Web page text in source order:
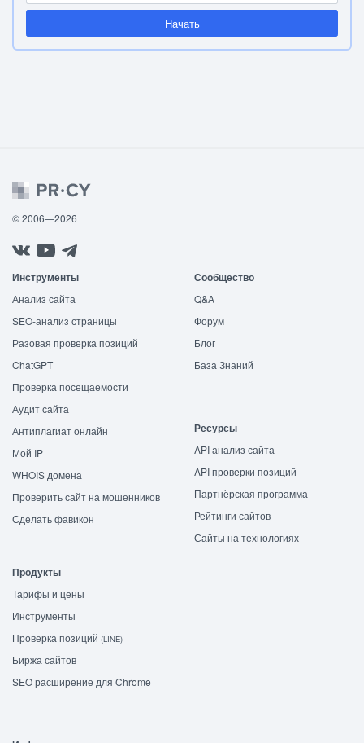
Начать
© 2006—2026
Инструменты
Анализ сайта
SEO-анализ страницы
Разовая проверка позиций
ChatGPT
Проверка посещаемости
Аудит сайта
Антиплагиат онлайн
Мой IP
WHOIS домена
Проверить сайт на мошенников
Сделать фавикон
Сообщество
Q&A
Форум
Блог
База Знаний
Ресурсы
API анализ сайта
API проверки позиций
Партнёрская программа
Рейтинги сайтов
Сайты на технологиях
Продукты
Тарифы и цены
Инструменты
Проверка позиций (LINE)
Биржа сайтов
SEO расширение для Chrome